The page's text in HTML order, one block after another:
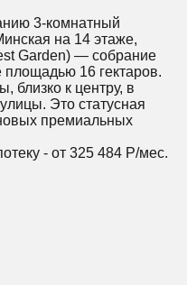
3-комнатный
на 14 этаже,
Garden) — собрание
16 гектаров.
близко к центру, в
Это статусная
премиальных
- от 325 484 Р/мес.